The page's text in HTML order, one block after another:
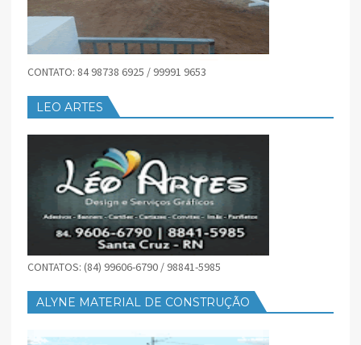
CONTATO: 84 98738 6925 / 99991 9653
LEO ARTES
CONTATOS: (84) 99606-6790 / 98841-5985
ALYNE MATERIAL DE CONSTRUÇÃO